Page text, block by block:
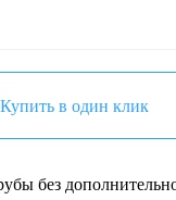
Купить в один клик
без